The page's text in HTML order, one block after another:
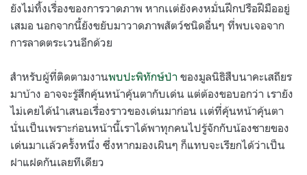
ยังไม่ทิ้งเรื่องของการวาดภาพ หากเเต่ยังคงหมั่นฝึกปรือฝีมืออยู่
เสมอ นอกจากนี้ยังขยับมาวาดภาพสัตว์ชนิดอื่นๆ ที่พบเจอจาก
การลาดตระเวนอีกด้วย
สำหรับผู้ที่ติดตามงานพบปะพิทักษ์ป่า ของมูลนิธิสืบนาคะเสถียร
มาบ้าง อาจจะรู้สึกคุ้นหน้าคุ้นตากับเด่น แต่ต้องขอบอกว่า เรายัง
ไม่เคยได้นำเสนอเรื่องราวของเด่นมาก่อน เเต่ที่คุ้นหน้าคุ้นตา
นั่นเป็นเพราะก่อนหน้านี้เราได้พาทุกคนไปรู้จักกับน้องชายของ
เด่นมาเเล้วครั้งหนึ่ง ซึ่งหากมองเผินๆ ก็แทบจะเรียกได้ว่าเป็น
ฝาแฝดกันเลยทีเดียว